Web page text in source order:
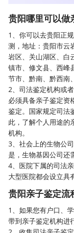
贵阳哪里可以做
1、你可以去贵阳正
测，地址：贵阳市云
岩区、关山湖区、白
镇市、修文县、西峰
节市、黔南、黔西南
2、司法鉴定机构或
必须具备亲子鉴定资
鉴定。国家规定司法
此，了解个人用途的
机构。
3、社会上的生物公
是，生物基因公司还
4、医院下属的司法
大型医院都会设立具
贵阳亲子鉴定流
1、如果您有户口、
带到亲子鉴定机构进